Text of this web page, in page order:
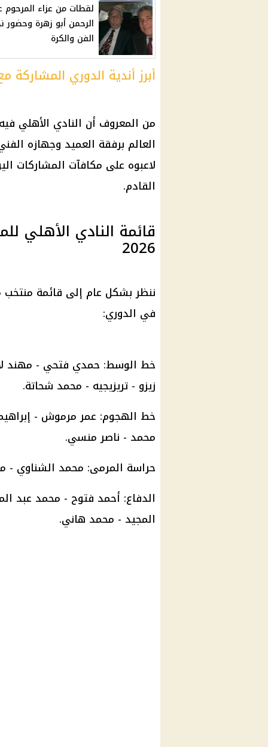
لقطات من عزاء المرحوم
الرحمن أبو زهرة وحضور
الفن والكرة
أبرز أندية الدوري المشاركة
من المعروف أن النادي الأهلي
العالم برفقة العميد وجهازه
لاعبوه على مكافآت المشاركات
القادم.
قائمة النادي الأهلي
2026
ننظر بشكل عام إلى قائمة منتخب
في الدوري:
خط الوسط: حمدي فتحي - مهند
زيزو - تريزيجيه - محمد شحاتة.
خط الهجوم: عمر مرموش -
محمد - ناصر منسي.
حراسة المرمى: محمد الشناوي
الدفاع: أحمد فتوح - محمد عبد
المجيد - محمد هاني.